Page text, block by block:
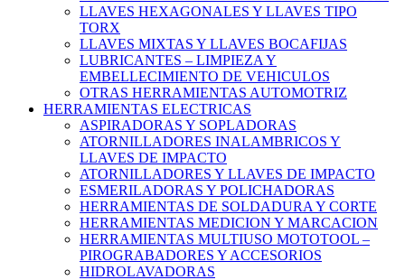
LLAVES HEXAGONALES Y LLAVES TIPO
TORX
LLAVES MIXTAS Y LLAVES BOCAFIJAS
LUBRICANTES – LIMPIEZA Y
EMBELLECIMIENTO DE VEHICULOS
OTRAS HERRAMIENTAS AUTOMOTRIZ
HERRAMIENTAS ELECTRICAS
ASPIRADORAS Y SOPLADORAS
ATORNILLADORES INALAMBRICOS Y
LLAVES DE IMPACTO
ATORNILLADORES Y LLAVES DE IMPACTO
ESMERILADORAS Y POLICHADORAS
HERRAMIENTAS DE SOLDADURA Y CORTE
HERRAMIENTAS MEDICION Y MARCACION
HERRAMIENTAS MULTIUSO MOTOTOOL –
PIROGRABADORES Y ACCESORIOS
HIDROLAVADORAS